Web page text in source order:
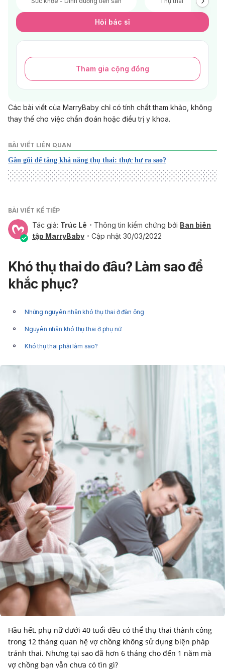
Hỏi bác sĩ
Tham gia cộng đồng
Các bài viết của MarryBaby chỉ có tính chất tham khảo, không
thay thế cho việc chẩn đoán hoặc điều trị y khoa.
BÀI VIẾT LIÊN QUAN
Gần gũi để tăng khả năng thụ thai: thực hư ra sao?
BÀI VIẾT KẾ TIẾP
Tác giả: Trúc Lê Thông tin kiểm chứng bởi Ban biên
tập MarryBaby
Cập nhật 30/03/2022
Khó thụ thai do đâu? Làm sao để
khắc phục?
Những nguyên nhân khó thụ thai ở đàn ông
Nguyên nhân khó thụ thai ở phụ nữ
Khó thụ thai phải làm sao?
Hầu hết, phụ nữ dưới 40 tuổi đều có thể thụ thai thành công
trong 12 tháng quan hệ vợ chồng không sử dụng biện pháp
tránh thai. Nhưng tại sao đã hơn 6 tháng cho đến 1 năm mà
vợ chồng bạn vẫn chưa có tìn gì?